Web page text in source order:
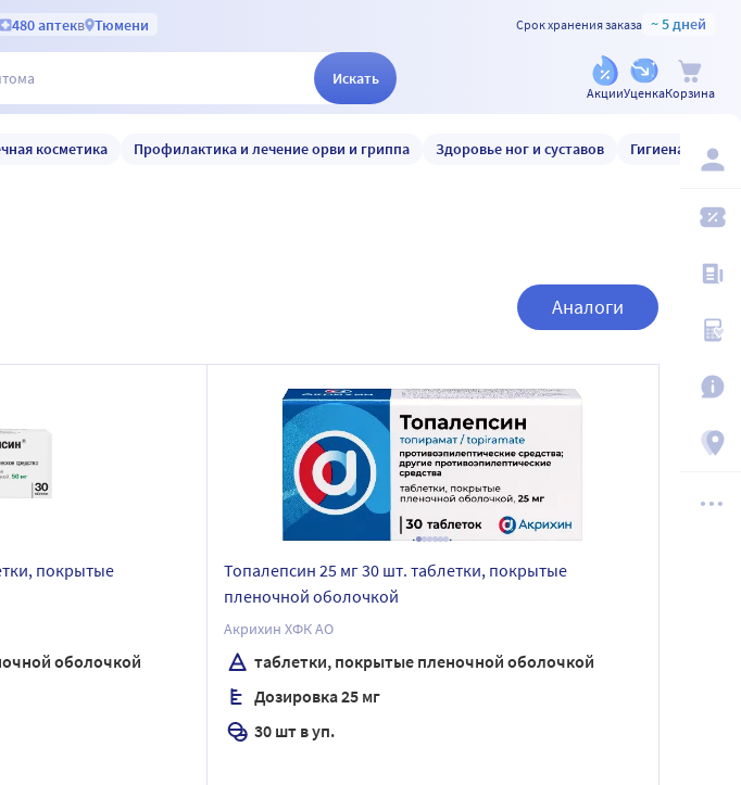
480 аптекв Тюмени Срок хранения заказа ~ 5 дней
Искать
АкцииУценкаКорзина
косметика Профилактика и лечение орви и гриппа Здоровье ног и суставов Гигиена и уход
Аналоги
покрытые
оболочкой
Топалепсин 25 мг 30 шт. таблетки, покрытые
пленочной оболочкой
Акрихин ХФК АО
таблетки, покрытые пленочной оболочкой
Дозировка 25 мг
30 шт в уп.